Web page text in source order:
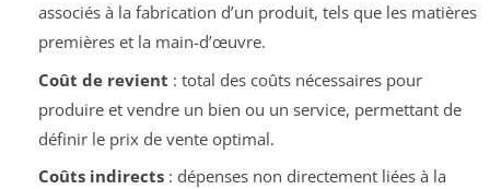
associés à la fabrication d’un produit, tels que les matières
premières et la main-d’œuvre.
Coût de revient : total des coûts nécessaires pour
produire et vendre un bien ou un service, permettant de
définir le prix de vente optimal.
Coûts indirects: dépenses non directement liées à la